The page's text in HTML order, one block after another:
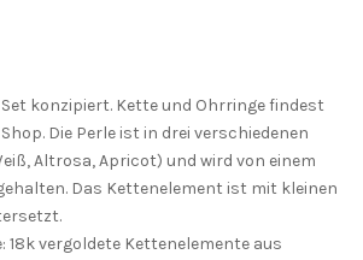
konzipiert. Kette und Ohrringe findest
Die Perle ist in drei verschiedenen
Altrosa, Apricot) und wird von einem
Das Kettenelement ist mit kleinen
18k vergoldete Kettenelemente aus